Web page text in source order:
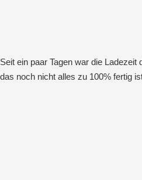
Seit ein paar Tagen war die
das noch nicht alles zu 100% fertig